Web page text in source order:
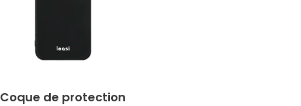
Coque de protection